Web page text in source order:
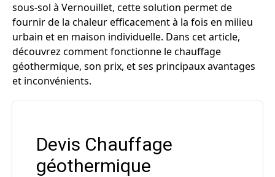
sous-sol à Vernouillet, cette solution permet de
fournir de la chaleur efficacement à la fois en milieu
urbain et en maison individuelle. Dans cet article,
découvrez comment fonctionne le chauffage
géothermique, son prix, et ses principaux avantages
et inconvénients.
Devis Chauffage
géothermique